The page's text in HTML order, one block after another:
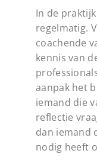
In de
regelmatig.
coachende
kennis van
aanpak het
iemand die
reflectie
dan iemand
nodig heeft